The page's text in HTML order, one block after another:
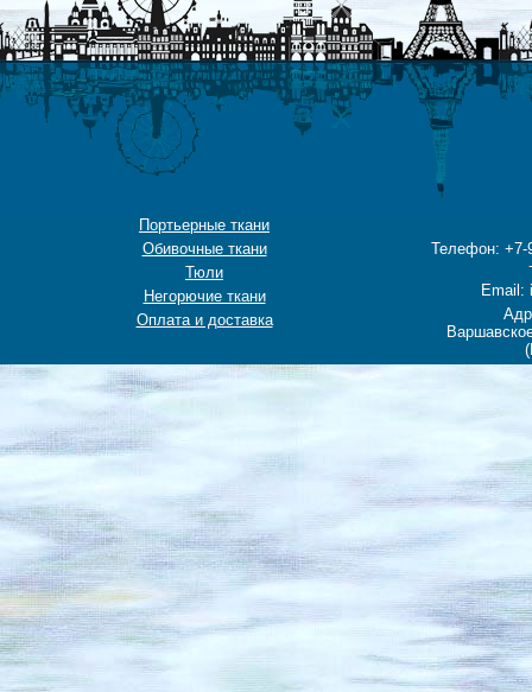
Портьерные ткани
Обивочные ткани
Тюли
Негорючие ткани
Оплата и доставка
Телефон: +7-
Email: